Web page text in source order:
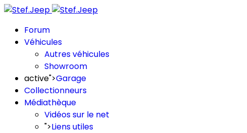
Forum
Véhicules
Autres véhicules
Showroom
active">Garage
Collectionneurs
Médiathèque
Vidéos sur le net
">Liens utiles